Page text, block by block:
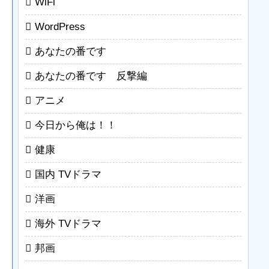
WiFi
WordPress
あなたの番です
あなたの番です 反撃編
アニメ
今日から俺は！！
健康
国内 TVドラマ
洋画
海外 TVドラマ
邦画